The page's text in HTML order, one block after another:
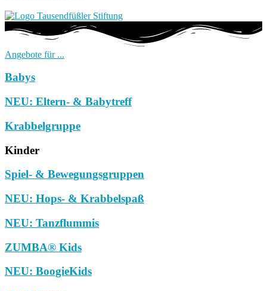
Angebote für ...
Babys
NEU: Eltern- & Babytreff
Krabbelgruppe
Kinder
Spiel- & Bewegungsgruppen
NEU: Hops- & Krabbelspaß
NEU: Tanzflummis
ZUMBA® Kids
NEU: BoogieKids